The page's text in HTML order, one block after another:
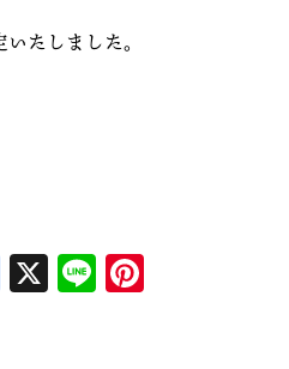
たしました。
Facebook
X Line